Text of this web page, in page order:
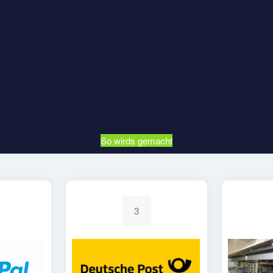
So wirds gemacht
3